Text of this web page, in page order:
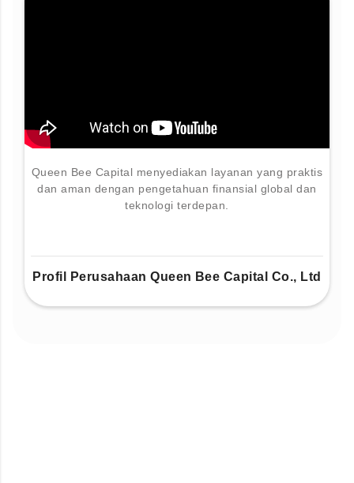
Queen Bee Capital menyediakan layanan yang praktis
dan aman dengan pengetahuan finansial global dan
teknologi terdepan.
Profil Perusahaan Queen Bee Capital Co., Ltd